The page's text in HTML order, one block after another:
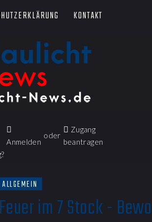
KONTAKT
Anmelden
oder
Zugang
beantragen
ALLGEMEIN
Feuer im 7 Stock -